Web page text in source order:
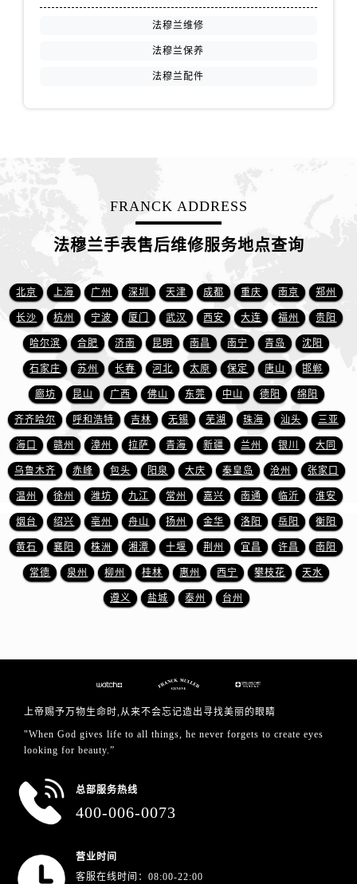
河南省济源市沁园街道济水大道法穆兰售后服务中心（需提前预约）
河南省焦作市解放区解放路法穆兰售后服务中心（需提前预约）
河南省开封市鼓楼区中山路法穆兰售后服务中心（需提前预约）
河南省洛阳市西工区中州中路与解放路交叉口法穆兰售后服务中心（需提前预约）
河南省漯河市源汇区交通路法穆兰售后服务中心（需提前预约）
河南省南阳市宛城区范蠡东路与南都路交叉口法穆兰售后服务中心（需提前预约）
河南省平顶山市卫东区建设路法穆兰售后服务中心（需提前预约）
河南省濮阳市大华龙区开州路绿城路交叉口法穆兰售后服务中心（需提前预约）
河南省三门峡市湖滨区和平路法穆兰售后服务中心（需提前预约）
河南省商丘市梁园区神火大道法穆兰售后服务中心（需提前预约）
河南省新乡市红旗区人民路法穆兰售后服务中心（需提前预约）
河南省信阳市浉河区东方红大道法穆兰售后服务中心（需提前预约）
河南省许昌市魏都区建安大道与八龙路交叉口法穆兰售后服务中心（需提前预约）
法穆兰维修
法穆兰保养
法穆兰配件
FRANCK ADDRESS
法穆兰手表售后维修服务地点查询
北京 上海 广州 深圳 天津 成都 重庆 南京 郑州
长沙 杭州 宁波 厦门 武汉 西安 大连 福州 贵阳
哈尔滨 合肥 济南 昆明 南昌 南宁 青岛 沈阳
石家庄 苏州 长春 河北 太原 保定 唐山 邯郸
廊坊 昆山 广西 佛山 东莞 中山 德阳 绵阳
齐齐哈尔 呼和浩特 吉林 无锡 芜湖 珠海 汕头 三亚
海口 赣州 漳州 拉萨 青海 新疆 兰州 银川 大同
乌鲁木齐 赤峰 包头 阳泉 大庆 秦皇岛 沧州 张家口
温州 徐州 潍坊 九江 常州 嘉兴 南通 临沂 淮安
烟台 绍兴 亳州 舟山 扬州 金华 洛阳 岳阳 衡阳
黄石 襄阳 株洲 湘潭 十堰 荆州 宜昌 许昌 南阳
常德 泉州 柳州 桂林 惠州 西宁 攀枝花 天水
遵义 盐城 泰州 台州
上帝赐予万物生命时,从来不会忘记造出寻找美丽的眼睛
"When God gives life to all things, he never forgets to create eyes
looking for beauty.”
总部服务热线
400-006-0073
营业时间
客服在线时间：08:00-22:00